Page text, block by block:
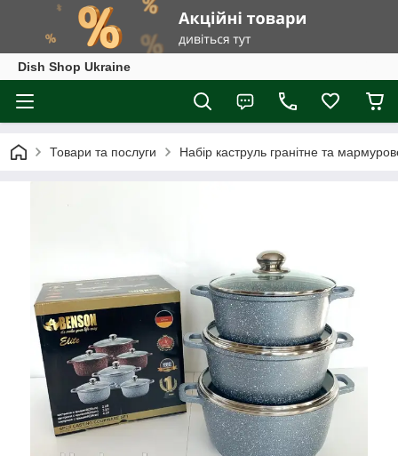
Dish Shop Ukraine
Товари та послуги Набір каструль гранітне та